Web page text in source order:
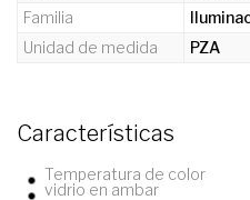
Familia
Unidad de medida
PZA
Características
Temperatura de color
vidrio en ambar